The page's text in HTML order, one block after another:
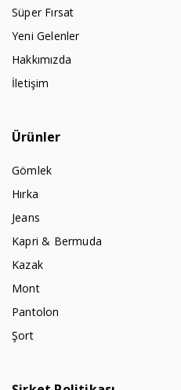
Süper Fırsat
Yeni Gelenler
Hakkımızda
İletişim
Ürünler
Gömlek
Hırka
Jeans
Kapri & Bermuda
Kazak
Mont
Pantolon
Şort